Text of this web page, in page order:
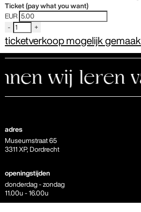
Ticket (pay what you want)
EUR
-
+
ticketverkoop mogelijk
wij leren
adres
Museumstraat 65
3311 XP, Dordrecht
openingstijden
donderdag - zondag
11.00u - 16.00u